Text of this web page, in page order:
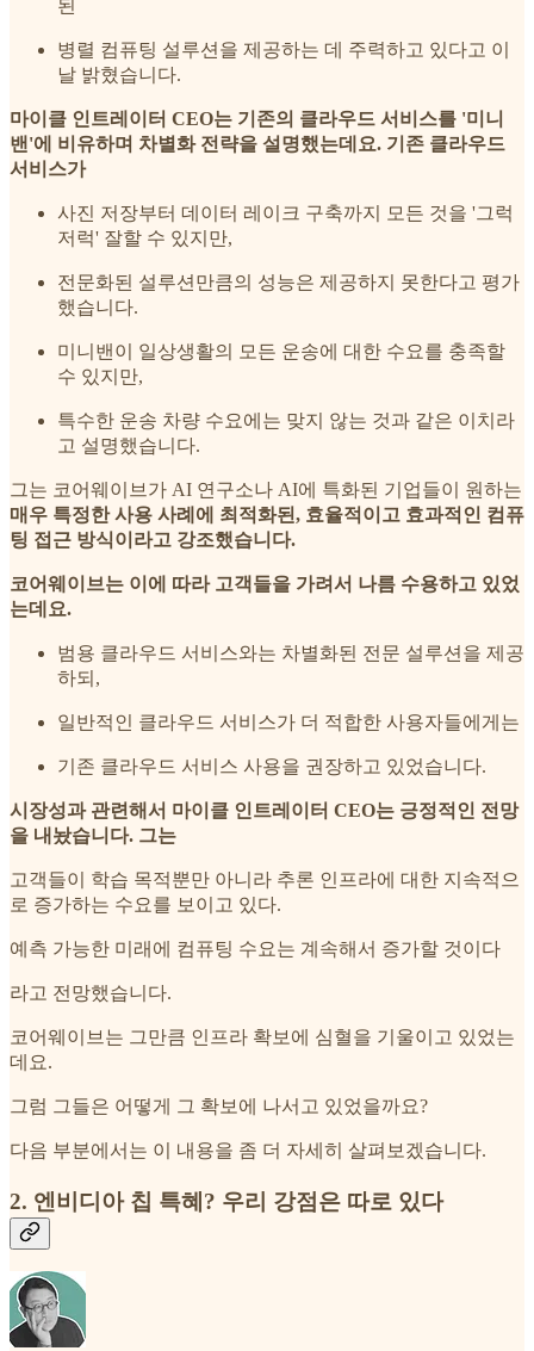
된
병렬 컴퓨팅 설루션을 제공하는 데 주력하고 있다고 이
날 밝혔습니다.
마이클 인트레이터 CEO는 기존의 클라우드 서비스를 '미니
밴'에 비유하며 차별화 전략을 설명했는데요. 기존 클라우드
서비스가
사진 저장부터 데이터 레이크 구축까지 모든 것을 '그럭
저럭' 잘할 수 있지만,
전문화된 설루션만큼의 성능은 제공하지 못한다고 평가
했습니다.
미니밴이 일상생활의 모든 운송에 대한 수요를 충족할
수 있지만,
특수한 운송 차량 수요에는 맞지 않는 것과 같은 이치라
고 설명했습니다.
그는 코어웨이브가 AI 연구소나 AI에 특화된 기업들이 원하는
매우 특정한 사용 사례에 최적화된, 효율적이고 효과적인 컴퓨
팅 접근 방식이라고 강조했습니다.
코어웨이브는 이에 따라 고객들을 가려서 나름 수용하고 있었
는데요.
범용 클라우드 서비스와는 차별화된 전문 설루션을 제공
하되,
일반적인 클라우드 서비스가 더 적합한 사용자들에게는
기존 클라우드 서비스 사용을 권장하고 있었습니다.
시장성과 관련해서 마이클 인트레이터 CEO는 긍정적인 전망
을 내놨습니다. 그는
고객들이 학습 목적뿐만 아니라 추론 인프라에 대한 지속적으
로 증가하는 수요를 보이고 있다.
예측 가능한 미래에 컴퓨팅 수요는 계속해서 증가할 것이다
라고 전망했습니다.
코어웨이브는 그만큼 인프라 확보에 심혈을 기울이고 있었는
데요.
그럼 그들은 어떻게 그 확보에 나서고 있었을까요?
다음 부분에서는 이 내용을 좀 더 자세히 살펴보겠습니다.
2. 엔비디아 칩 특혜? 우리 강점은 따로 있다